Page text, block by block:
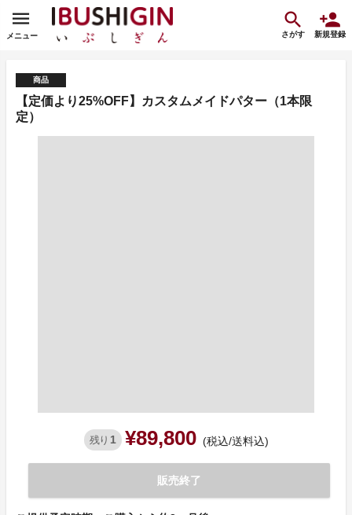
メニュー さがす 新規登録
商品
【定価より25%OFF】カスタムメイドパター（1本限
定）
残り 1 ¥89,800 (税込/送料込)
販売終了